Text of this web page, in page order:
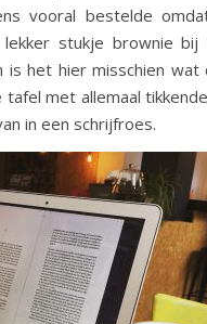
vooral bestelde
lekker stukje brownie
is het hier misschien wat
tafel met allemaal
in een schrijfroes.